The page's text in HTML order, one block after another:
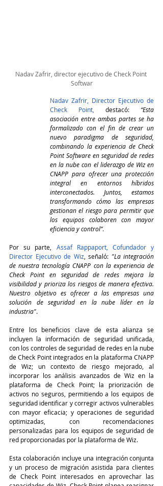
Nadav Zafrir, director ejecutivo de Check Point
Softwar
Nadav Zafrir, Director Ejecutivo de
Check Point,
destacó: “Esta
asociación entre ambas partes se ha
formalizado con el fin de crear un
nuevo paradigma de seguridad,
combinando la experiencia de Check
Point Software en seguridad de redes
en la nube con el liderazgo de Wiz en
CNAPP para ofrecer una protección
integral en entornos híbridos
interconectados. Juntos, estamos
transformando cómo las empresas
gestionan el riesgo para permitir que
los equipos colaboren con mayor
eficiencia y control”.
Por su parte, Assaf Rappaport, Cofundador y
Director Ejecutivo de Wiz , señaló: "La integración
de nuestra tecnología CNAPP con la experiencia de
Check Point en seguridad de redes mejora la
visibilidad y prioriza los riesgos de manera efectiva.
Nuestro objetivo es ofrecer a las empresas una
solución de seguridad en la nube líder en la
industria".
Entre los beneficios clave de esta alianza se
incluyen la información de seguridad unificada,
con los controles de seguridad de redes en la nube
de Check Point integrados en la plataforma CNAPP
de Wiz; un contexto de riesgo mejorado, al
incorporar los análisis avanzados de Wiz en la
plataforma de Check Point; la priorización de
activos no seguros, permitiendo a los equipos de
seguridad identificar y corregir activos vulnerables
con mayor eficacia; y operaciones de seguridad
optimizadas, con recomendaciones
personalizadas para los equipos de seguridad de
red proporcionadas por la plataforma de Wiz.
Esta colaboración incluye una integración conjunta
y un proceso de migración asistida para clientes
de Check Point interesados en aprovechar las